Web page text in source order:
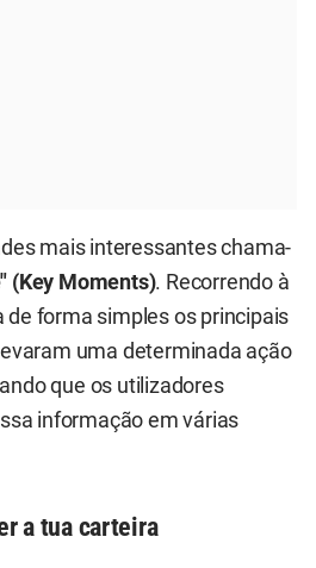
mais interessantes chama-
(Key Moments). Recorrendo à
de forma simples os principais
uma determinada ação
que os utilizadores
informação em várias
a tua carteira